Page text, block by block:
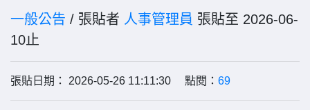
一般公告 / 張貼者 人事管理員 張貼至 2026-06-
10止
張貼日期： 2026-05-26 11:11:30 點閱： 69